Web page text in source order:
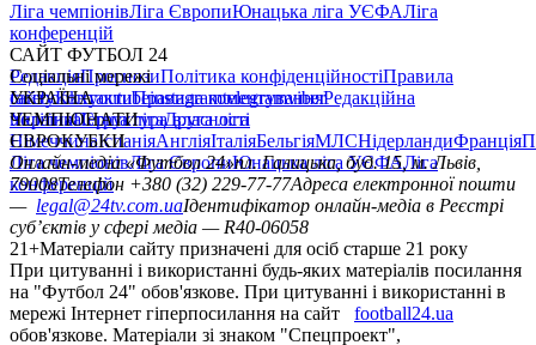
Ліга чемпіонівЛіга ЄвропиЮнацька ліга УЄФАЛіга
конференцій
САЙТ ФУТБОЛ 24
РедакціяПрогнозиПолітика конфіденційностіПравила
сайтуКонтактиПравила коментуванняРедакційна
політикаСтруктура власності
Соціальні мережі
facebookxyoutubeinstagramtelegramviber
УКРАЇНА
УкраїнаПерша лігаДруга ліга
ЧЕМПІОНАТИ
НімеччинаІспаніяАнгліяІталіяБельгіяМЛСНідерландиФранція
ЄВРОКУБКИ
Ліга чемпіонівЛіга ЄвропиЮнацька ліга УЄФАЛіга
конференцій
Онлайн-медіа «Футбол 24»пл. Галицька, буд. 15, м. Львів,
79008Телефон +380 (32) 229-77-77Адреса електронної пошти
— legal@24tv.com.uaІдентифікатор онлайн-медіа в Реєстрі
суб’єктів у сфері медіа — R40-06058
21+Матеріали сайту призначені для осіб старше 21 року
При цитуванні і використанні будь-яких матеріалів посилання
на "Футбол 24" обов'язкове. При цитуванні і використанні в
мережі Інтернет гіперпосилання на сайт
football24.ua
обов'язкове. Матеріали зі знаком "Спецпроект",